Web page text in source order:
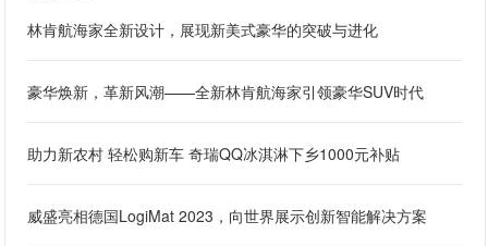
林肯航海家全新设计，展现新美式豪华的突破与进化
豪华焕新，革新风潮——全新林肯航海家引领豪华SUV时代
助力新农村 轻松购新车 奇瑞QQ冰淇淋下乡1000元补贴
威盛亮相德国LogiMat 2023，向世界展示创新智能解决方案